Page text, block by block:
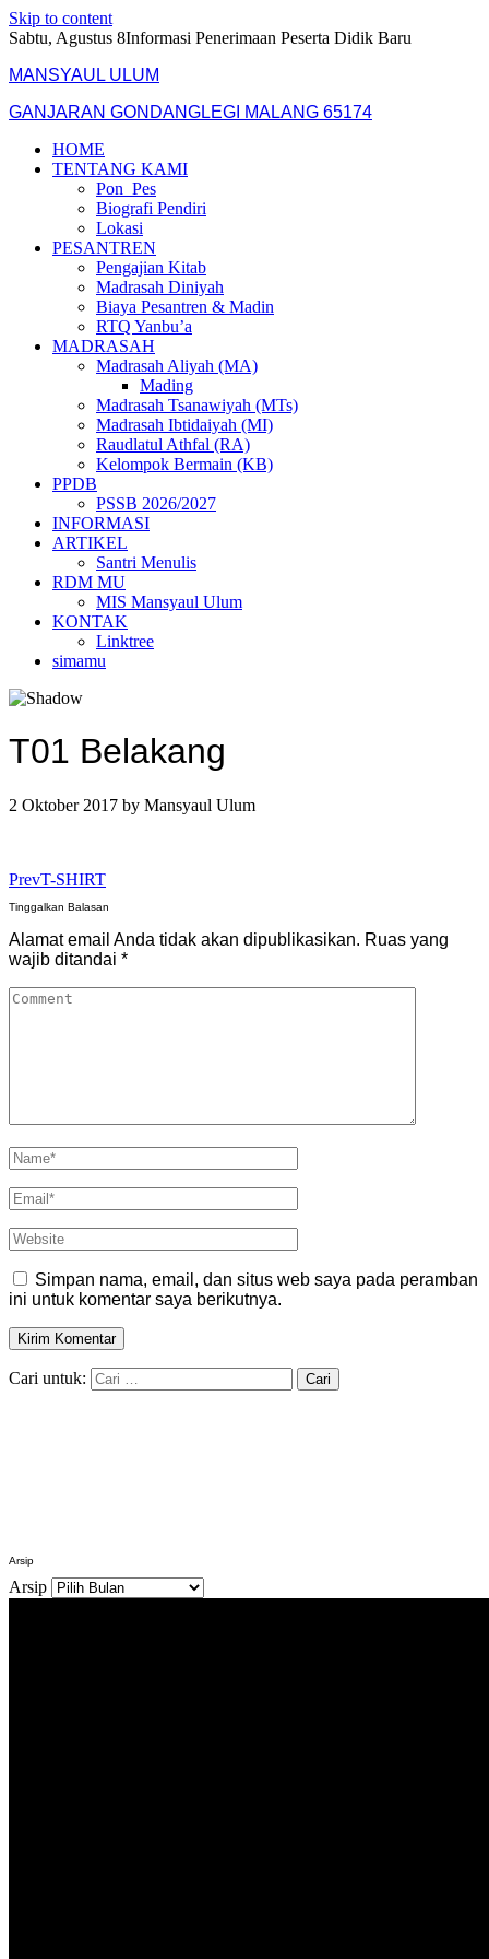
Skip to content
Sabtu, Agustus 8Informasi Penerimaan Peserta Didik Baru
MANSYAUL ULUM
GANJARAN GONDANGLEGI MALANG 65174
HOME
TENTANG KAMI
Pon_Pes
Biografi Pendiri
Lokasi
PESANTREN
Pengajian Kitab
Madrasah Diniyah
Biaya Pesantren & Madin
RTQ Yanbu’a
MADRASAH
Madrasah Aliyah (MA)
Mading
Madrasah Tsanawiyah (MTs)
Madrasah Ibtidaiyah (MI)
Raudlatul Athfal (RA)
Kelompok Bermain (KB)
PPDB
PSSB 2026/2027
INFORMASI
ARTIKEL
Santri Menulis
RDM MU
MIS Mansyaul Ulum
KONTAK
Linktree
simamu
T01 Belakang
2 Oktober 2017 by Mansyaul Ulum
PrevT-SHIRT
Tinggalkan Balasan
Alamat email Anda tidak akan dipublikasikan. Ruas yang
wajib ditandai *
Simpan nama, email, dan situs web saya pada peramban
ini untuk komentar saya berikutnya.
Cari untuk:
Arsip
Arsip